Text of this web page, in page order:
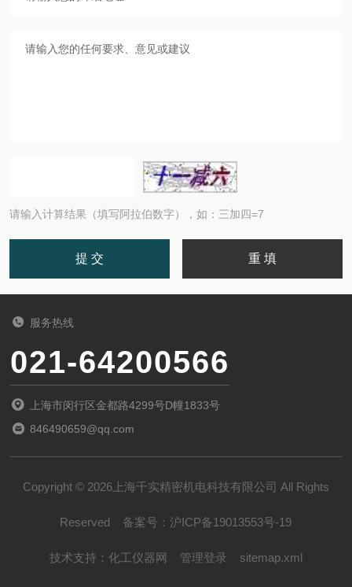
请输入计算结果（填写阿拉伯数字），如：三加四=7
服务热线
021-64200566
上海市闵行区金都路4299号D幢1833号
846490659@qq.com
Copyright © 2026上海千实精密机电科技有限公司 All Rights
Reserved 备案号： 沪ICP备19013553号-19
技术支持： 化工仪器网 管理登录 sitemap.xml